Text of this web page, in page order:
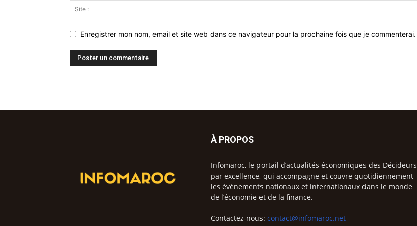
Enregistrer mon nom, email et site web dans ce navigateur pour la prochaine fois que je commenterai.
À PROPOS
Infomaroc, le portail d’actualités économiques des Décideurs
par excellence, qui accompagne et couvre quotidiennement
les événements nationaux et internationaux dans le monde
de l’économie et de la finance.
Contactez-nous: contact@infomaroc.net